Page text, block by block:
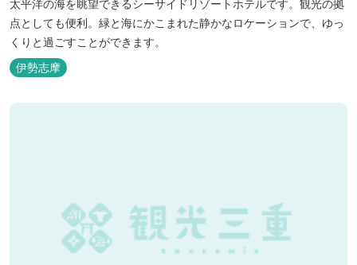
太平洋の海を眺望できるシーサイドリゾートホテルです。観光の拠
点としても便利。緑と海にかこまれた静かなロケーションで、ゆっ
くりと過ごすことができます。
伊勢志摩